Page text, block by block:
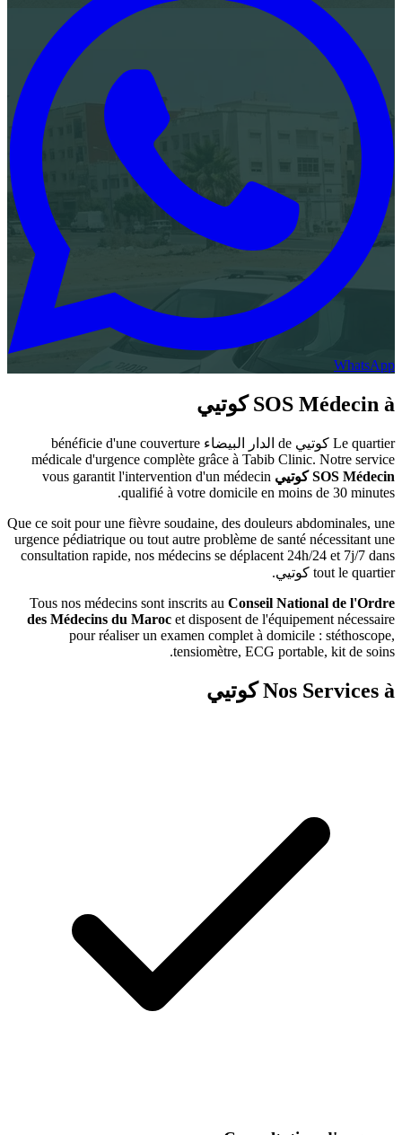
SOS كوتيي
de الدار البيضاء bénéficie d'une couverture
médicale d'urgence complète grâce à Tabib
vous garantit l'intervention d'un médecin
qualifié à votre domicile en
Que ce soit pour une fièvre soudaine, des douleurs
urgence pédiatrique ou tout autre problème de
consultation rapide, nos médecins se déplacent
.
Tous nos médecins sont inscrits auConseil
des Médecins du Marocet disposent de
pour réaliser un examen complet à
tensiomètre, ECG
Nos كوتيي